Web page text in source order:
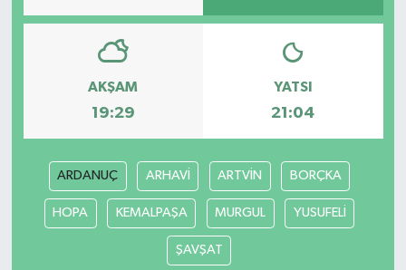
AKŞAM
19:29
YATSI
21:04
ARDANUÇ ARHAVİ ARTVİN BORÇKA
HOPA KEMALPAŞA MURGUL YUSUFELİ
ŞAVŞAT